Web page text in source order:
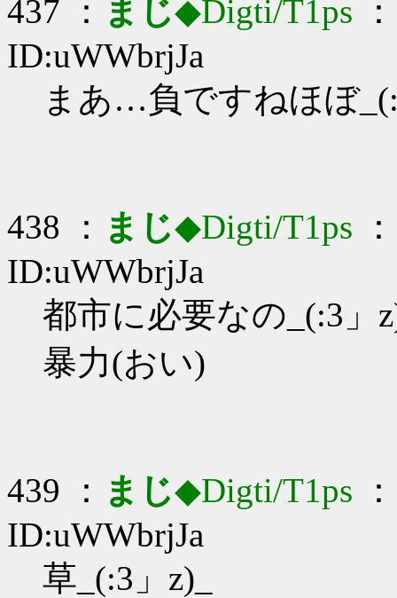
437 ： まじ◆Digti/T1ps
ID:uWWbrjJa
まあ…負ですねほぼ
438 ： まじ◆Digti/T1ps
ID:uWWbrjJa
都市に必要なの_(:3」
暴力(おい)
439 ： まじ◆Digti/T1ps
ID:uWWbrjJa
草_(:3」z)_